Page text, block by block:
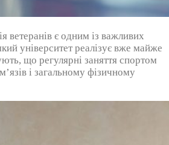
ветеранів є одним із важливих
університет реалізує вже майже
що регулярні заняття спортом
і загальному фізичному